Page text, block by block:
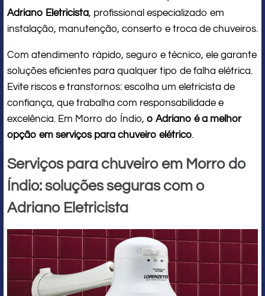
Adriano Eletricista, profissional especializado em
instalação, manutenção, conserto e troca de chuveiros.
Com atendimento rápido, seguro e técnico, ele garante
soluções eficientes para qualquer tipo de falha elétrica.
Evite riscos e transtornos: escolha um eletricista de
confiança, que trabalha com responsabilidade e
excelência. Em Morro do Índio, o Adriano é a melhor
opção em serviços para chuveiro elétrico.
Serviços para chuveiro em Morro do
Índio: soluções seguras com o
Adriano Eletricista